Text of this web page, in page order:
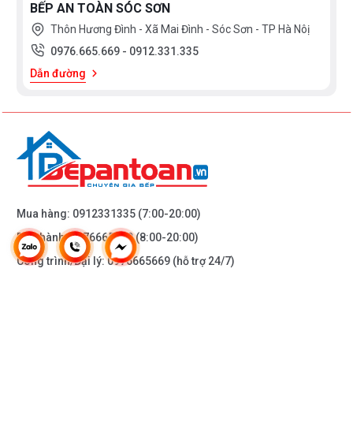
BẾP AN TOÀN SÓC SƠN
Thôn Hương Đình - Xã Mai Đình - Sóc Sơn - TP Hà Nôị
0976.665.669 - 0912.331.335
Dẫn đường
Mua hàng: 0912331335 (7:00-20:00)
Bảo hành:0976665669(8:00-20:00)
Công trình/Đại lý:0976665669 (hỗ trợ 24/7)